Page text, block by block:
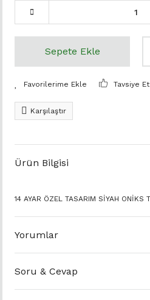
Sepete Ekle
Tavsiye Et
Karşılaştır
Ürün Bilgisi
14 AYAR ÖZEL TASARIM SİYAH ONİKS
Yorumlar
Soru & Cevap